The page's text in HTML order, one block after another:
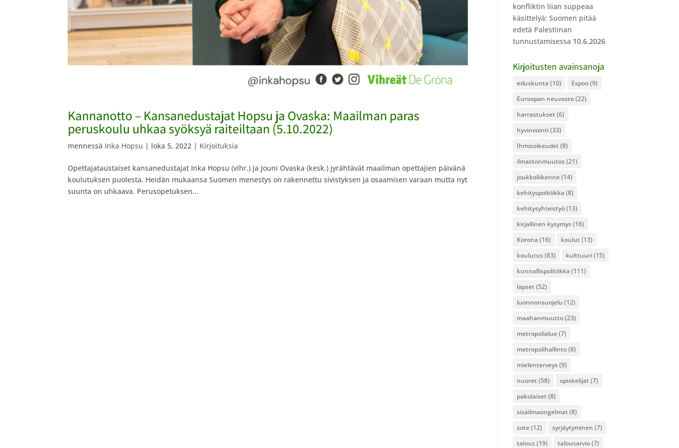
Kannanotto – Kansanedustajat Hopsu ja Ovaska: Maailman paras
peruskoulu uhkaa syöksyä raiteiltaan (5.10.2022)
mennessä Inka Hopsu | loka 5, 2022 | Kirjoituksia
Opettajataustaiset kansanedustajat Inka Hopsu (vihr.) ja Jouni Ovaska (kesk.) jyrähtävät maailman opettajien päivänä
koulutuksen puolesta. Heidän mukaansa Suomen menestys on rakennettu sivistyksen ja osaamisen varaan mutta nyt
suunta on uhkaava. Perusopetuksen...
konfliktin liian suppeaa
käsittelyä: Suomen pitää
edetä Palestiinan
tunnustamisessa 10.6.2026
Kirjoitusten avainsanoja
eduskunta (10) Espoo(9)
Euroopan neuvosto(22)
harrastukset (6)
hyvinvointi(33)
Ihmisoikeudet (8)
ilmastonmuutos(21)
joukkoliikenne(14)
kehityspolitiikka (8)
kehitysyhteistyö(13)
kirjallinen kysymys(16)
Korona (16) koulut (13)
koulutus(83) kulttuuri(15)
kunnallispolitiikka (111)
lapset (52)
luonnonsuojelu (12)
maahanmuutto(23)
metropolialue(7)
metropolihallinto(8)
mielenterveys(9)
nuoret (58) opiskelijat (7)
pakolaiset (8)
sisäilmaongelmat (8)
sote(12) syrjäytyminen (7)
talous(19) talousarvio(7)